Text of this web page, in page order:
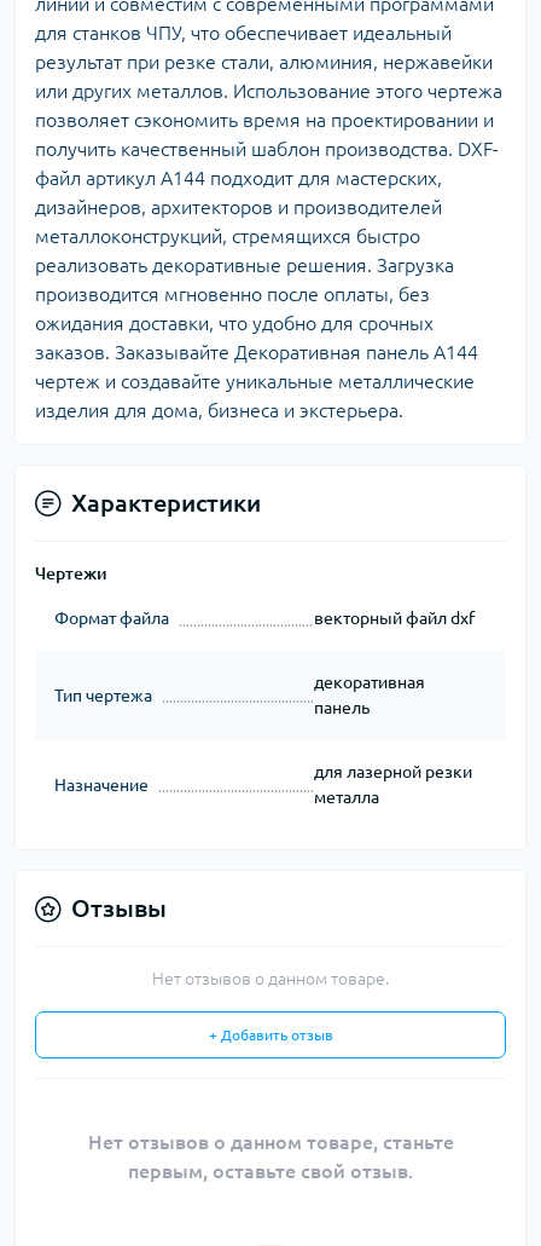
для станков ЧПУ, что обеспечивает идеальный
результат при резке стали, алюминия, нержавейки
или других металлов. Использование этого чертежа
позволяет сэкономить время на проектировании и
получить качественный шаблон производства. DXF-
файл артикул A144 подходит для мастерских,
дизайнеров, архитекторов и производителей
металлоконструкций, стремящихся быстро
реализовать декоративные решения. Загрузка
производится мгновенно после оплаты, без
ожидания доставки, что удобно для срочных
заказов. Заказывайте Декоративная панель A144
чертеж и создавайте уникальные металлические
изделия для дома, бизнеса и экстерьера.
Характеристики
Чертежи
Формат файла векторный файл dxf
Тип чертежа
декоративная
панель
Назначение
для лазерной резки
металла
Отзывы
Нет отзывов о данном товаре.
+ Добавить отзыв
Нет отзывов о данном товаре, станьте
первым, оставьте свой отзыв.